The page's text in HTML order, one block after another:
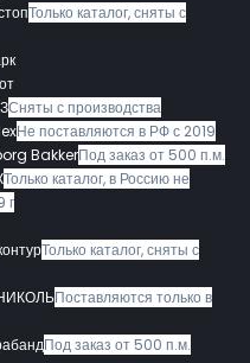
Только каталог, сняты с
Сняты с производства
Не поставляются в РФ с 2019
BakkerПод заказ от 500 п.м.
Только каталог, в Россию не
г
Только каталог, сняты с
Поставляются только в
Под заказ от 500 п.м.